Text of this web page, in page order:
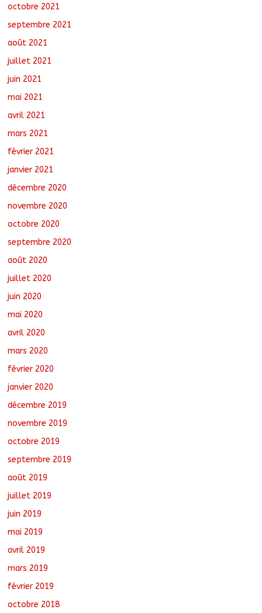
octobre 2021
septembre 2021
août 2021
juillet 2021
juin 2021
mai 2021
avril 2021
mars 2021
février 2021
janvier 2021
décembre 2020
novembre 2020
octobre 2020
septembre 2020
août 2020
juillet 2020
juin 2020
mai 2020
avril 2020
mars 2020
février 2020
janvier 2020
décembre 2019
novembre 2019
octobre 2019
septembre 2019
août 2019
juillet 2019
juin 2019
mai 2019
avril 2019
mars 2019
février 2019
octobre 2018